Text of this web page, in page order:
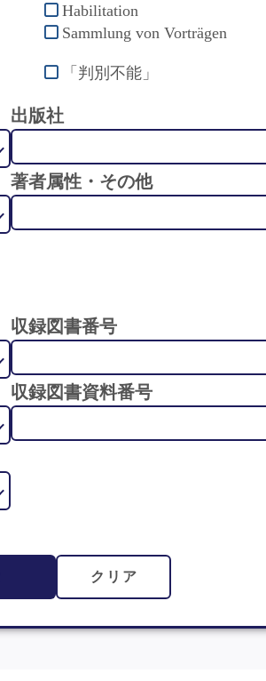
Habilitation
Sammlung von Vorträgen
「判別不能」
出版社
著者属性・その他
収録図書番号
収録図書資料番号
クリア